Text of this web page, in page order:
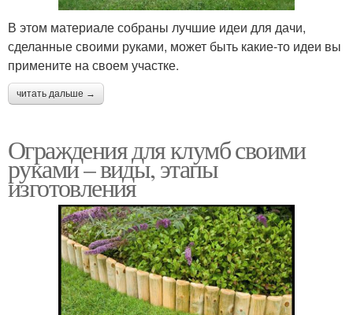
В этом материале собраны лучшие идеи для дачи,
сделанные своими руками, может быть какие-то идеи вы
примените на своем участке.
читать дальше →
Ограждения для клумб своими
руками – виды, этапы
изготовления